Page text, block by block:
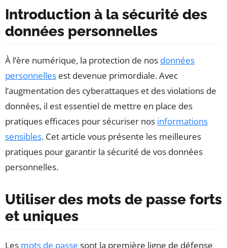
Introduction à la sécurité des
données personnelles
À l’ère numérique, la protection de nos données
personnelles est devenue primordiale. Avec
l’augmentation des cyberattaques et des violations de
données, il est essentiel de mettre en place des
pratiques efficaces pour sécuriser nos informations
sensibles. Cet article vous présente les meilleures
pratiques pour garantir la sécurité de vos données
personnelles.
Utiliser des mots de passe forts
et uniques
Les mots de passe sont la première ligne de défense